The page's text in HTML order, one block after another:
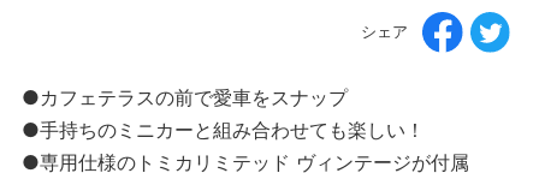
シェア
●カフェテラスの前で愛車をスナップ
●手持ちのミニカーと組み合わせても楽しい！
●専用仕様のトミカリミテッド ヴィンテージが付属